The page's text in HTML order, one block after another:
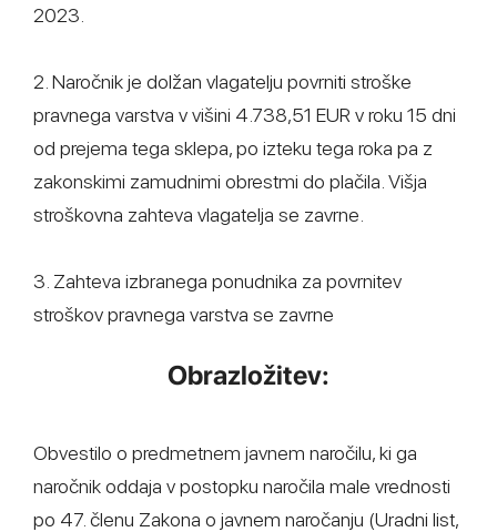
2023.
2. Naročnik je dolžan vlagatelju povrniti stroške
pravnega varstva v višini 4.738,51 EUR v roku 15 dni
od prejema tega sklepa, po izteku tega roka pa z
zakonskimi zamudnimi obrestmi do plačila. Višja
stroškovna zahteva vlagatelja se zavrne.
3. Zahteva izbranega ponudnika za povrnitev
stroškov pravnega varstva se zavrne
Obrazložitev:
Obvestilo o predmetnem javnem naročilu, ki ga
naročnik oddaja v postopku naročila male vrednosti
po 47. členu Zakona o javnem naročanju (Uradni list,